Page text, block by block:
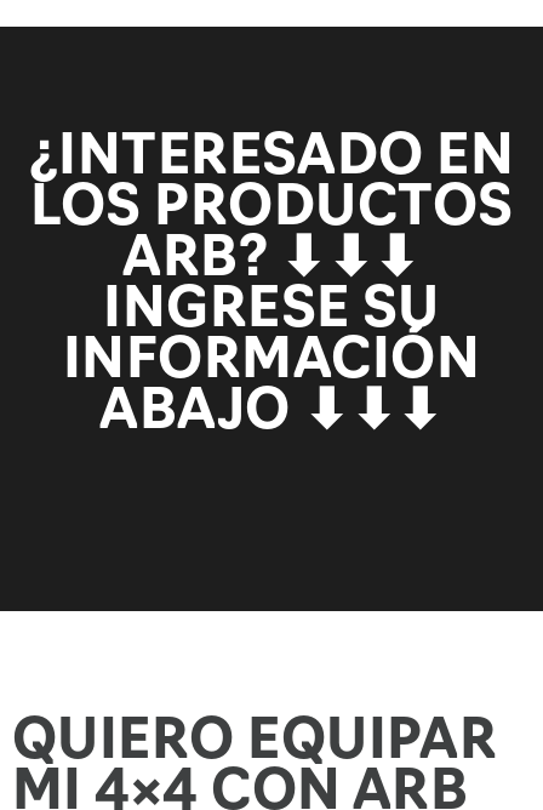
¿INTERESADO EN
LOS PRODUCTOS
ARB? ⬇⬇⬇
INGRESE SU
INFORMACIÓN
ABAJO ⬇⬇⬇
QUIERO EQUIPAR
MI 4×4 CON ARB